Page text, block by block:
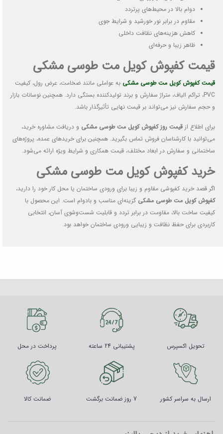
دوام بالا در محیط‌های پرتردد
مقاوم در برابر نور خورشید و شرایط جوی
کاهش هزینه‌های نظافت داخلی
ظاهر زیبا و حرفه‌ای
قیمت کفپوش کویل مت طوسی مشکی
قیمت کفپوش کویل مت طوسی مشکی به عواملی مانند ضخامت، عرض رول، کیفیت
PVC، تراکم الیاف، متراژ سفارش و برند تولیدکننده بستگی دارد. همچنین نوسانات بازار
و حجم سفارش نیز می‌تواند بر قیمت نهایی تأثیرگذار باشد.
برای اطلاع از قیمت روز کفپوش کویل مت طوسی مشکی و دریافت مشاوره خرید،
می‌توانید با کارشناسان فروش تماس بگیرید. همچنین برای خریدهای عمده، پروژه‌های
ساختمانی و سفارش در ابعاد مختلف، قیمت همکاری و شرایط ویژه ارائه می‌شود.
خرید کفپوش کویل مت طوسی مشکی
اگر قصد خرید کفپوشی مقاوم و زیبا برای ورودی ساختمان یا محل کار خود را دارید،
کفپوش کویل مت طوسی مشکی گزینه‌ای مناسب و بادوام است. این محصول با
کیفیت ساخت بالا، مقاومت در برابر تردد و قابلیت شست‌وشوی آسان، انتخابی
کاربردی برای حفظ نظافت و زیبایی ورودی ساختمان خواهد بود.
تحویل اکسپرس پشتیبانی 24 ساعته پرداخت در محل
ارسال به سراسر کشور 7 روز ضمانت برگشت ضمانت کالا